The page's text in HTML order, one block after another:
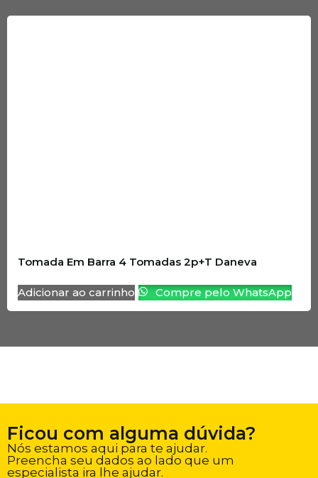
Tomada Em Barra 4 Tomadas 2p+T Daneva
Adicionar ao carrinho Compre pelo WhatsApp
Ficou com alguma dúvida?
Nós estamos aqui para te ajudar.
Preencha seu dados ao lado que um
especialista ira lhe ajudar.